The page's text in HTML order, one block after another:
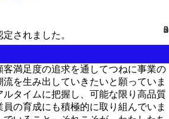
0
2
0
3
3
4
8
満足度の追求を通してつねに事業の
を生み出していきたいと願っていま
タイムに把握し、可能な限り高品質
の育成にも積極的に取り組んでいま